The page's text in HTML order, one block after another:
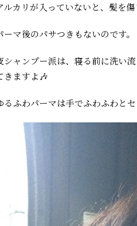
ルカリが入っていないと、髪を
ーマ後のパサつきもないのです。
シャンプー派は、寝る前に洗い
きますよ🎶
るふわパーマは手でふわふわと